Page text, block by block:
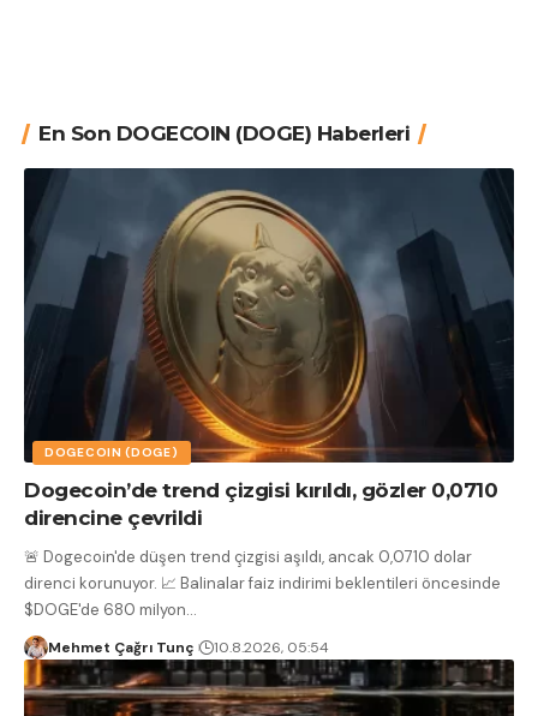
En Son DOGECOIN (DOGE) Haberleri
DOGECOIN (DOGE)
Dogecoin’de trend çizgisi kırıldı, gözler 0,0710
direncine çevrildi
🚨 Dogecoin'de düşen trend çizgisi aşıldı, ancak 0,0710 dolar
direnci korunuyor. 📈 Balinalar faiz indirimi beklentileri öncesinde
$DOGE'de 680 milyon…
Mehmet Çağrı Tunç 10.8.2026, 05:54